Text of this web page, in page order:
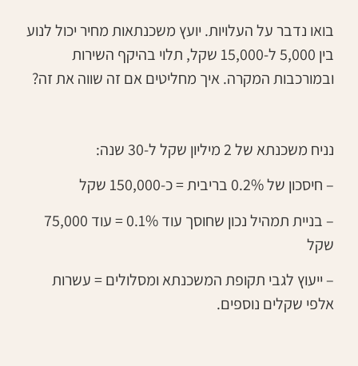
בואו נדבר על העלויות. יועץ משכנתאות מחיר יכול לנוע
בין 5,000 ל-15,000 שקל, תלוי בהיקף השירות
ובמורכבות המקרה. איך מחליטים אם זה שווה את זה?
נניח משכנתא של 2 מיליון שקל ל-30 שנה:
– חיסכון של 0.2% בריבית = כ-150,000 שקל
– בניית תמהיל נכון שחוסך עוד 0.1% = עוד 75,000
שקל
– ייעוץ לגבי תקופת המשכנתא ומסלולים = עשרות
אלפי שקלים נוספים.